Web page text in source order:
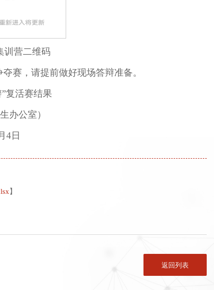
训营二维码
赛，请提前做好现场答辩准备。
复活赛结果
）
】
返回列表